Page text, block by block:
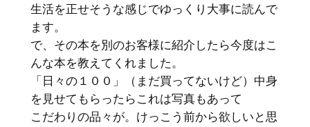
生活を正せそうな感じでゆっくり大事に読んで
ます。
で、その本を別のお客様に紹介したら今度はこ
んな本を教えてくれました。
「日々の１００」（まだ買ってないけど）中身
を見せてもらったらこれは写真もあって
こだわりの品々が。けっこう前から欲しいと思